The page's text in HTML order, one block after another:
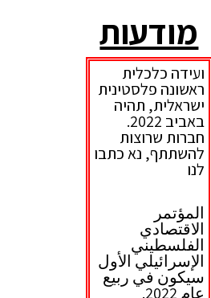
מודעות
ועידה כלכלית
ראשונה פלסטינית
ישראלית, תהיה
באביב 2022.
חברות שרוצות
להשתתף, נא כתבו
לנו
المؤتمر
الاقتصادي
الفلسطيني
الإسرائيلي الأول
سيكون في ربيع
عام 2022.